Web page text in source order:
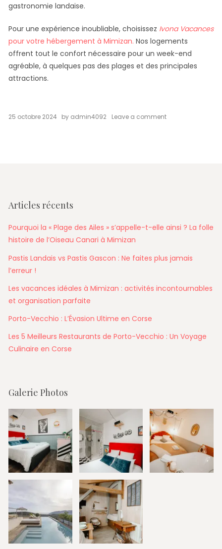
gastronomie landaise.
Pour une expérience inoubliable, choisissez Ivona Vacances
pour votre hébergement à Mimizan. Nos logements
offrent tout le confort nécessaire pour un week-end
agréable, à quelques pas des plages et des principales
attractions.
25 octobre 2024 by admin4092 Leave a commenton
de
Découverte
Détente
Articles récents
Pourquoi la « Plage des Ailes » s’appelle-t-elle ainsi ? La folle
histoire de l’Oiseau Canari à Mimizan
Pastis Landais vs Pastis Gascon : Ne faites plus jamais
l’erreur !
Les vacances idéales à Mimizan : activités incontournables
et organisation parfaite
Porto-Vecchio : L’Évasion Ultime en Corse
Les 5 Meilleurs Restaurants de Porto-Vecchio : Un Voyage
Culinaire en Corse
Galerie Photos